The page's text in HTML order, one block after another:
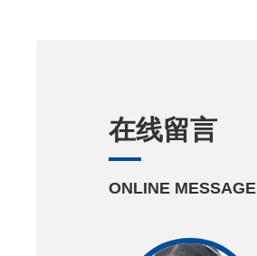
在线留言
ONLINE MESSAGE